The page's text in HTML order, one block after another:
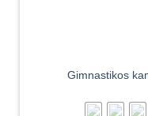
Gimnastikos